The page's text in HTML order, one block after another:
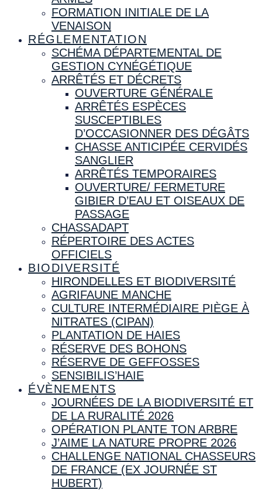
FORMATION INITIALE DE LA
VENAISON
RÉGLEMENTATION
SCHÉMA DÉPARTEMENTAL DE
GESTION CYNÉGÉTIQUE
ARRÊTÉS ET DÉCRETS
OUVERTURE GÉNÉRALE
ARRÊTÉS ESPÈCES
SUSCEPTIBLES
D’OCCASIONNER DES DÉGÂTS
CHASSE ANTICIPÉE CERVIDÉS
SANGLIER
ARRÊTÉS TEMPORAIRES
OUVERTURE/ FERMETURE
GIBIER D’EAU ET OISEAUX DE
PASSAGE
CHASSADAPT
RÉPERTOIRE DES ACTES
OFFICIELS
BIODIVERSITÉ
HIRONDELLES ET BIODIVERSITÉ
AGRIFAUNE MANCHE
CULTURE INTERMÉDIAIRE PIÈGE À
NITRATES (CIPAN)
PLANTATION DE HAIES
RÉSERVE DES BOHONS
RÉSERVE DE GEFFOSSES
SENSIBILIS’HAIE
ÉVÈNEMENTS
JOURNÉES DE LA BIODIVERSITÉ ET
DE LA RURALITÉ 2026
OPÉRATION PLANTE TON ARBRE
J’AIME LA NATURE PROPRE 2026
CHALLENGE NATIONAL CHASSEURS
DE FRANCE (EX JOURNÉE ST
HUBERT)